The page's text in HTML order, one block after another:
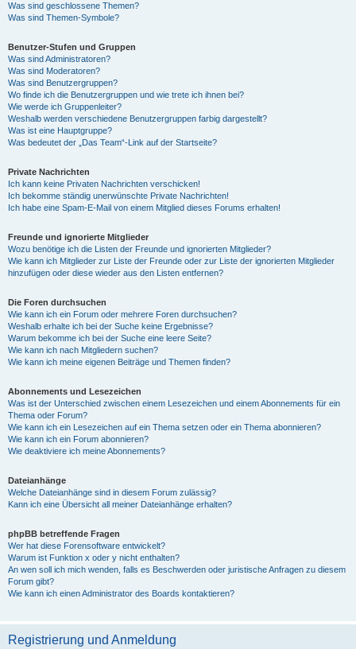
Was sind geschlossene Themen?
Was sind Themen-Symbole?
Benutzer-Stufen und Gruppen
Was sind Administratoren?
Was sind Moderatoren?
Was sind Benutzergruppen?
Wo finde ich die Benutzergruppen und wie trete ich ihnen bei?
Wie werde ich Gruppenleiter?
Weshalb werden verschiedene Benutzergruppen farbig dargestellt?
Was ist eine Hauptgruppe?
Was bedeutet der „Das Team“-Link auf der Startseite?
Private Nachrichten
Ich kann keine Privaten Nachrichten verschicken!
Ich bekomme ständig unerwünschte Private Nachrichten!
Ich habe eine Spam-E-Mail von einem Mitglied dieses Forums erhalten!
Freunde und ignorierte Mitglieder
Wozu benötige ich die Listen der Freunde und ignorierten Mitglieder?
Wie kann ich Mitglieder zur Liste der Freunde oder zur Liste der ignorierten Mitglieder
hinzufügen oder diese wieder aus den Listen entfernen?
Die Foren durchsuchen
Wie kann ich ein Forum oder mehrere Foren durchsuchen?
Weshalb erhalte ich bei der Suche keine Ergebnisse?
Warum bekomme ich bei der Suche eine leere Seite?
Wie kann ich nach Mitgliedern suchen?
Wie kann ich meine eigenen Beiträge und Themen finden?
Abonnements und Lesezeichen
Was ist der Unterschied zwischen einem Lesezeichen und einem Abonnements für ein
Thema oder Forum?
Wie kann ich ein Lesezeichen auf ein Thema setzen oder ein Thema abonnieren?
Wie kann ich ein Forum abonnieren?
Wie deaktiviere ich meine Abonnements?
Dateianhänge
Welche Dateianhänge sind in diesem Forum zulässig?
Kann ich eine Übersicht all meiner Dateianhänge erhalten?
phpBB betreffende Fragen
Wer hat diese Forensoftware entwickelt?
Warum ist Funktion x oder y nicht enthalten?
An wen soll ich mich wenden, falls es Beschwerden oder juristische Anfragen zu diesem
Forum gibt?
Wie kann ich einen Administrator des Boards kontaktieren?
Registrierung und Anmeldung